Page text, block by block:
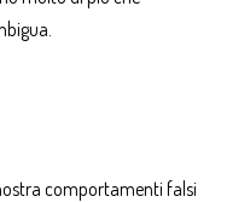
comportamenti falsi